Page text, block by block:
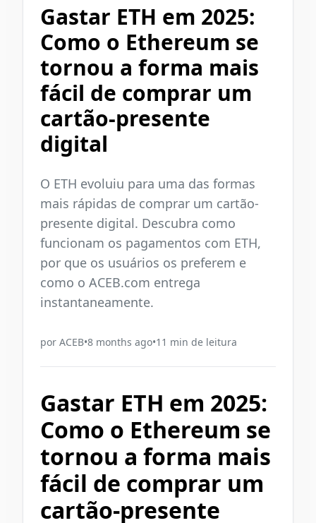
Gastar ETH em 2025:
Como o Ethereum se
tornou a forma mais
fácil de comprar um
cartão-presente
digital
O ETH evoluiu para uma das formas
mais rápidas de comprar um cartão-
presente digital. Descubra como
funcionam os pagamentos com ETH,
por que os usuários os preferem e
como o ACEB.com entrega
instantaneamente.
por ACEB•8 months ago•11 min de leitura
Gastar ETH em 2025:
Como o Ethereum se
tornou a forma mais
fácil de comprar um
cartão-presente